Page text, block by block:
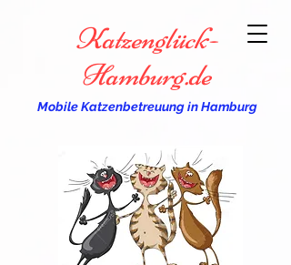
Katzenglück-
Hamburg.de
Mobile Katzenbetreuung in Hamburg